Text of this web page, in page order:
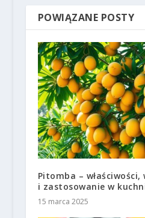
POWIĄZANE POSTY
Pitomba –
i zastosowanie w
15 marca 2025